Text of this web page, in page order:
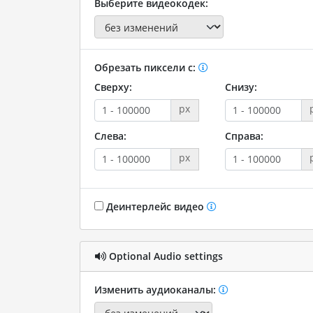
Выберите видеокодек:
Обрезать пиксели с:
Сверху:
px
Снизу:
Слева:
px
Справа:
Деинтерлейс видео
Optional Audio settings
Изменить аудиоканалы: